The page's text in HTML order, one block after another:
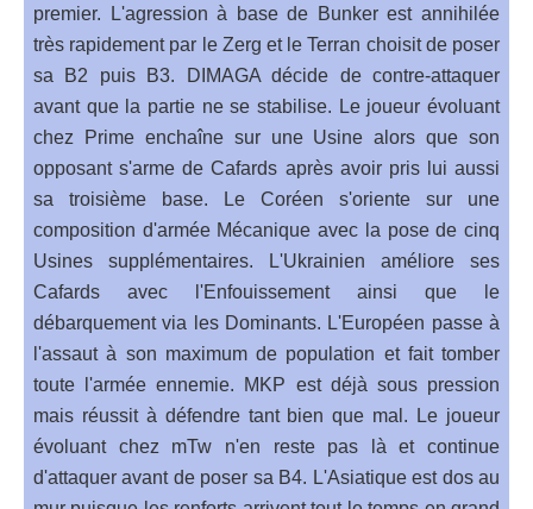
premier. L'agression à base de Bunker est annihilée
très rapidement par le Zerg et le Terran choisit de poser
sa B2 puis B3. DIMAGA décide de contre-attaquer
avant que la partie ne se stabilise. Le joueur évoluant
chez Prime enchaîne sur une Usine alors que son
opposant s'arme de Cafards après avoir pris lui aussi
sa troisième base. Le Coréen s'oriente sur une
composition d'armée Mécanique avec la pose de cinq
Usines supplémentaires. L'Ukrainien améliore ses
Cafards avec l'Enfouissement ainsi que le
débarquement via les Dominants. L'Européen passe à
l'assaut à son maximum de population et fait tomber
toute l'armée ennemie. MKP est déjà sous pression
mais réussit à défendre tant bien que mal. Le joueur
évoluant chez mTw n'en reste pas là et continue
d'attaquer avant de poser sa B4. L'Asiatique est dos au